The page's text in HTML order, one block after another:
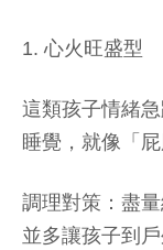
1. 心火旺盛型
這類孩子情緒
睡覺，就像「屁
調理對策：盡
並多讓孩子到